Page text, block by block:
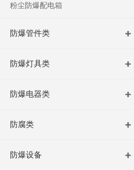
粉尘防爆配电箱
防爆管件类
防爆灯具类
防爆电器类
防腐类
防爆设备